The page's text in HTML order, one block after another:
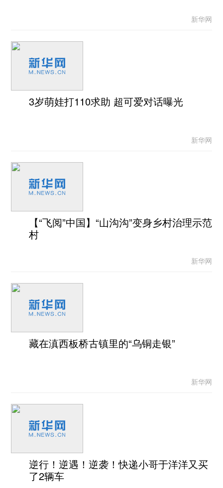
新华网
3岁萌娃打110求助 超可爱对话曝光
新华网
【“飞阅”中国】“山沟沟”变身乡村治理示范
村
新华网
藏在滇西板桥古镇里的“乌铜走银”
新华网
逆行！逆遇！逆袭！快递小哥于洋洋又买
了2辆车